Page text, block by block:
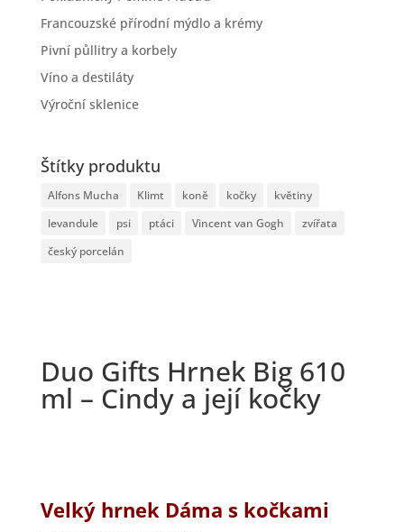
Francouzské přírodní mýdlo a krémy
Pivní půllitry a korbely
Víno a destiláty
Výroční sklenice
Štítky produktu
Alfons Mucha Klimt koně kočky
květiny
levandule
psi ptáci Vincent van Gogh
zvířata
český porcelán
Duo Gifts Hrnek Big 610
ml – Cindy a její kočky
Velký hrnek Dáma s kočkami